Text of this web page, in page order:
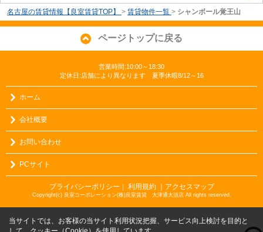
名古屋の賃貸情報【良室賃貸TOP】 > 賃貸物件一覧 > シャンボール覚王山
ページトップに戻る
営業時間:10:00～18:30
定休日:店舗により異なります 夏季休暇8/12～16
ホーム
会社概要
お問い合わせ
PCサイト
プライバシーポリシー 利用規約 ｜アクセスマップ
Copyright(c) 良室コーポレーション(株)良室賃貸 大津通大須店 All rights reserved.
当サイトでは、お客様の当サイト利用状況把握、サービス向上検討を目的と